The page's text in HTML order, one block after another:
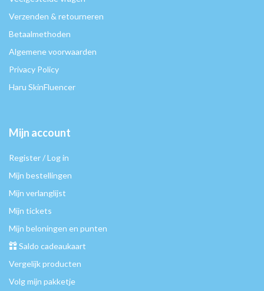
Verzenden & retourneren
Betaalmethoden
Algemene voorwaarden
Privacy Policy
Haru SkinFluencer
Mijn account
Register / Log in
Mijn bestellingen
Mijn verlanglijst
Mijn tickets
Mijn beloningen en punten
Saldo cadeaukaart
Vergelijk producten
Volg mijn pakketje